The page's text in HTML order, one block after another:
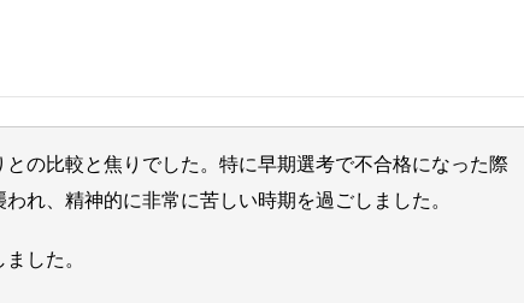
の比較と焦りでした。特に早期選考で不合格になった際
れ、精神的に非常に苦しい時期を過ごしました。
した。